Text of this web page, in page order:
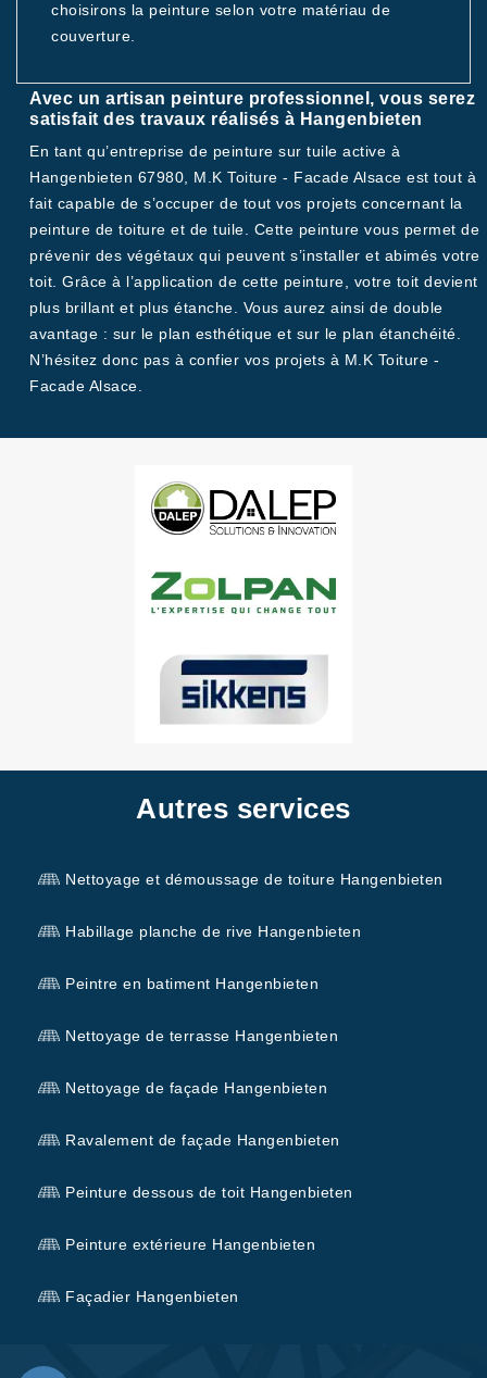
choisirons la peinture selon votre matériau de
couverture.
Avec un artisan peinture professionnel, vous serez
satisfait des travaux réalisés à Hangenbieten
En tant qu’entreprise de peinture sur tuile active à
Hangenbieten 67980, M.K Toiture - Facade Alsace est tout à
fait capable de s’occuper de tout vos projets concernant la
peinture de toiture et de tuile. Cette peinture vous permet de
prévenir des végétaux qui peuvent s’installer et abimés votre
toit. Grâce à l’application de cette peinture, votre toit devient
plus brillant et plus étanche. Vous aurez ainsi de double
avantage : sur le plan esthétique et sur le plan étanchéité.
N’hésitez donc pas à confier vos projets à M.K Toiture -
Facade Alsace.
Autres services
Nettoyage et démoussage de toiture Hangenbieten
Habillage planche de rive Hangenbieten
Peintre en batiment Hangenbieten
Nettoyage de terrasse Hangenbieten
Nettoyage de façade Hangenbieten
Ravalement de façade Hangenbieten
Peinture dessous de toit Hangenbieten
Peinture extérieure Hangenbieten
Façadier Hangenbieten